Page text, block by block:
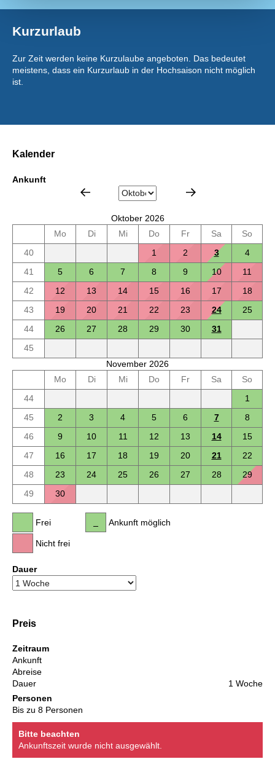
Kurzurlaub
Zur Zeit werden keine Kurzulaube angeboten. Das bedeutet
meistens, dass ein Kurzurlaub in der Hochsaison nicht möglich
ist.
Kalender
Ankunft
Oktober 2026
Mo
Di Mi Do Fr Sa
So
40
1 2 3
4
41
5 6 7 8 9 10
11
42
12 13 14 15 16 17
18
43
19 20 21 22 23 24
25
44
26 27 28 29 30
31
45
November 2026
Mo
Di Mi Do Fr Sa
So
44
1
45
2 3 4 5 6 7
8
46
9 10 11 12 13 14
15
47
16 17 18 19 20 21
22
48
23 24 25 26 27 28
29
49
30
Frei
Nicht frei
Ankunft möglich
Dauer
Preis
Zeitraum
Ankunft
Abreise
Dauer
1 Woche
Personen
Bis zu 8 Personen
Bitte beachten
Ankunftszeit wurde nicht ausgewählt.